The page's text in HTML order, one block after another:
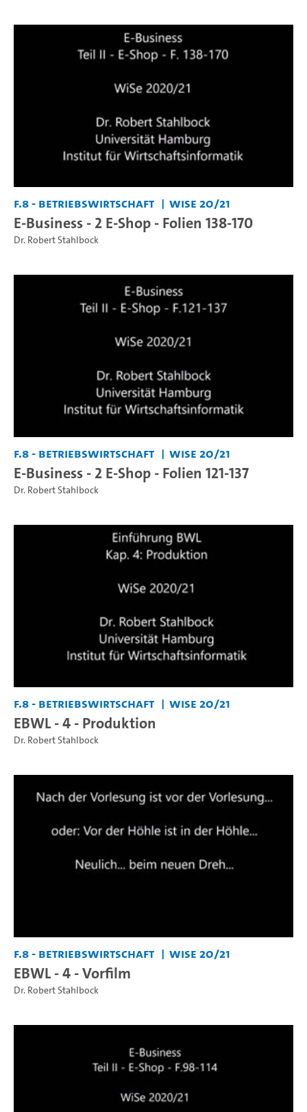
F.8 - Betriebswirtschaft WiSe 20/21
E-Business - 2 E-Shop - Folien 138-170
Dr. Robert Stahlbock
F.8 - Betriebswirtschaft WiSe 20/21
E-Business - 2 E-Shop - Folien 121-137
Dr. Robert Stahlbock
F.8 - Betriebswirtschaft WiSe 20/21
EBWL - 4 - Produktion
Dr. Robert Stahlbock
F.8 - Betriebswirtschaft WiSe 20/21
EBWL - 4 - Vorfilm
Dr. Robert Stahlbock